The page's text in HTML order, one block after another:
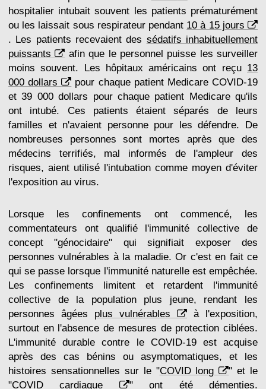
hospitalier intubait souvent les patients prématurément
ou les laissait sous respirateur pendant 10 à 15 jours
. Les patients recevaient des sédatifs inhabituellement
puissants
afin que le personnel puisse les surveiller
moins souvent. Les hôpitaux américains ont reçu 13
000 dollars
pour chaque patient Medicare COVID-19
et 39 000 dollars pour chaque patient Medicare qu'ils
ont intubé. Ces patients étaient séparés de leurs
familles et n'avaient personne pour les défendre. De
nombreuses personnes sont mortes après que des
médecins terrifiés, mal informés de l'ampleur des
risques, aient utilisé l'intubation comme moyen d'éviter
l'exposition au virus.
Lorsque les confinements ont commencé, les
commentateurs ont qualifié l'immunité collective de
concept "génocidaire" qui signifiait exposer des
personnes vulnérables à la maladie. Or c'est en fait ce
qui se passe lorsque l'immunité naturelle est empêchée.
Les confinements limitent et retardent l'immunité
collective de la population plus jeune, rendant les
personnes âgées plus vulnérables
à l'exposition,
surtout en l'absence de mesures de protection ciblées.
L'immunité durable contre le COVID-19 est acquise
après des cas bénins ou asymptomatiques, et les
histoires sensationnelles sur le "COVID long
" et le
"COVID cardiaque
" ont été démenties.